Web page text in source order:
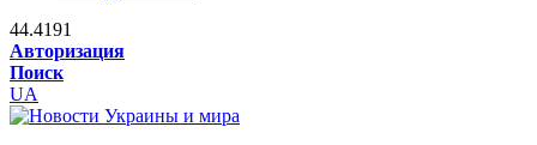
44.4191
Авторизация
Поиск
UA